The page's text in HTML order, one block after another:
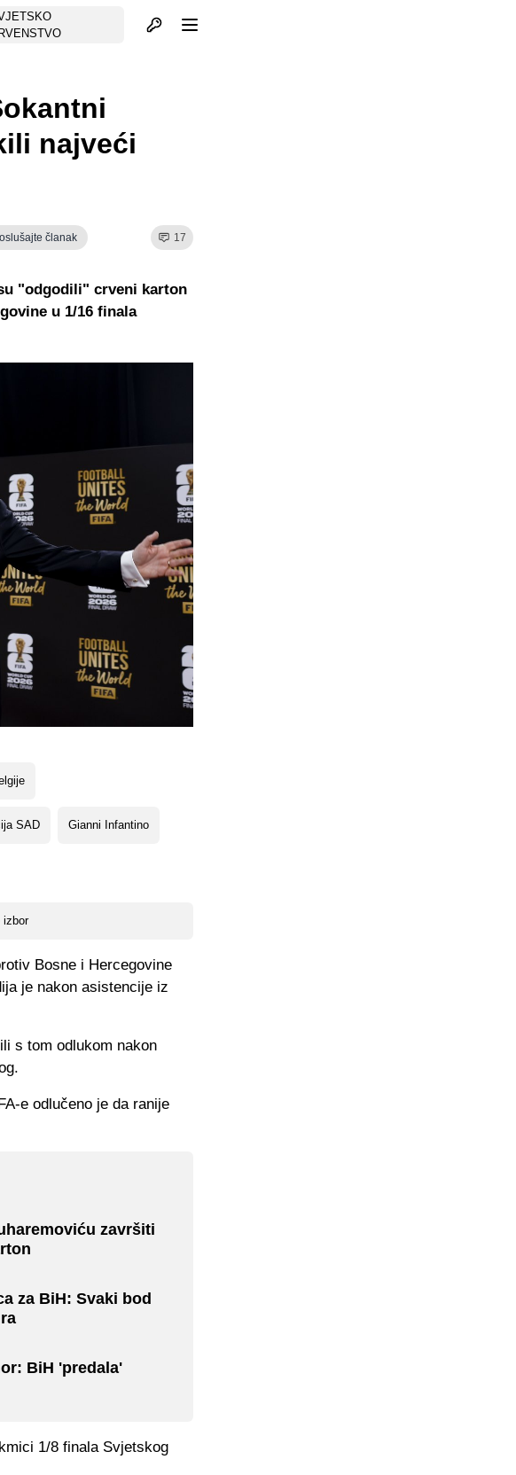
Otvori profil
najveći
članak 17
SAD Gianni Infantino
izbor
"odgodili" crveni karton
u 1/16 finala
Bosne i Hercegovine
je nakon asistencije iz
s tom odlukom nakon
e odlučeno je da ranije
završiti
za BiH: Svaki bod
BiH 'predala'
1/8 finala Svjetskog